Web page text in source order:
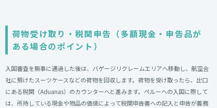
荷物受け取り・税関申告（多額現金・申告品が
ある場合のポイント）
入国審査を無事に通過した後は、バゲージリクレームエリアへ移動し、航空会
社に預けたスーツケースなどの荷物を回収します。荷物を受け取ったら、出口
にある税関（Aduanas）のカウンターへと進みます。ペルーへの入国に際して
は、所持している現金や物品の価値によって税関申告書への記入と申告が義務